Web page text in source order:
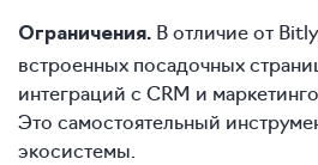
Ограничения. В отличие от
встроенных посадочных
интеграций с CRM и
Это самостоятельный
экосистемы.